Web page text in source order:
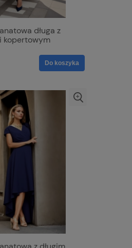
długa z
kopertowym
Do koszyka